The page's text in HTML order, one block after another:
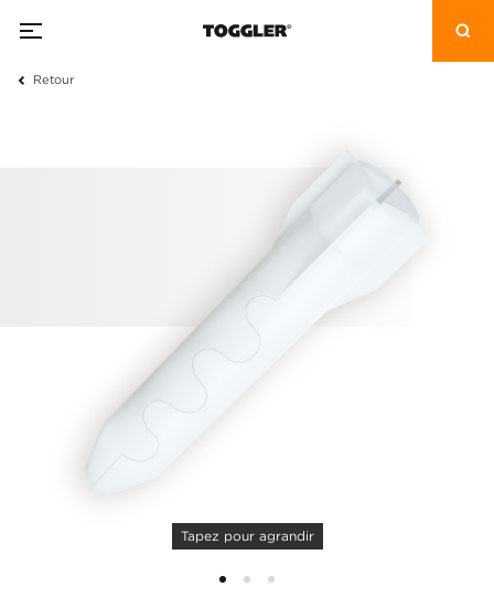
Retour
Tapez pour agrandir